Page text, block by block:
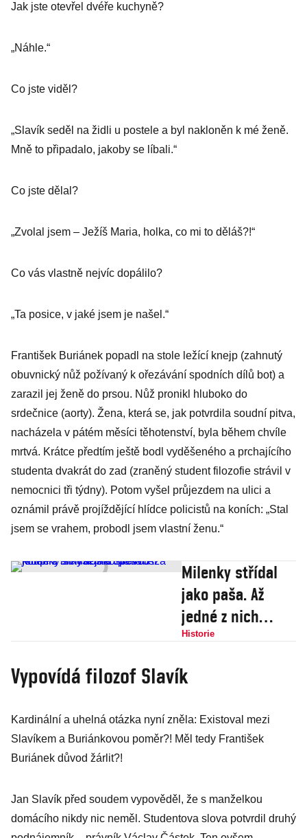
Jak jste otevřel dvéře kuchyně?
„Náhle.“
Co jste viděl?
„Slavík seděl na židli u postele a byl nakloněn k mé ženě.
Mně to připadalo, jakoby se líbali.“
Co jste dělal?
„Zvolal jsem – Ježíš Maria, holka, co mi to děláš?!“
Co vás vlastně nejvíc dopálilo?
„Ta posice, v jaké jsem je našel.“
František Buriánek popadl na stole ležící knejp (zahnutý
obuvnický nůž požívaný k ořezávání spodních dílů bot) a
zarazil jej ženě do prsou. Nůž pronikl hluboko do
srdečnice (aorty). Žena, která se, jak potvrdila soudní pitva,
nacházela v pátém měsíci těhotenství, byla během chvíle
mrtvá. Krátce předtím ještě bodl vyděšeného a prchajícího
studenta dvakrát do zad (zraněný student filozofie strávil v
nemocnici tři týdny). Potom vyšel průjezdem na ulici a
oznámil právě projíždějící hlídce policistů na koních: „Stal
jsem se vrahem, probodl jsem vlastní ženu.“
Milenky střídal
jako paša. Až
jedné z nich
došla trpělivost a
kyselinu sírovou
Historie
Vypovídá filozof Slavík
Kardinální a uhelná otázka nyní zněla: Existoval mezi
Slavíkem a Buriánkovou poměr?! Měl tedy František
Buriánek důvod žárlit?!
Jan Slavík před soudem vypověděl, že s manželkou
domácího nikdy nic neměl. Studentova slova potvrdil druhý